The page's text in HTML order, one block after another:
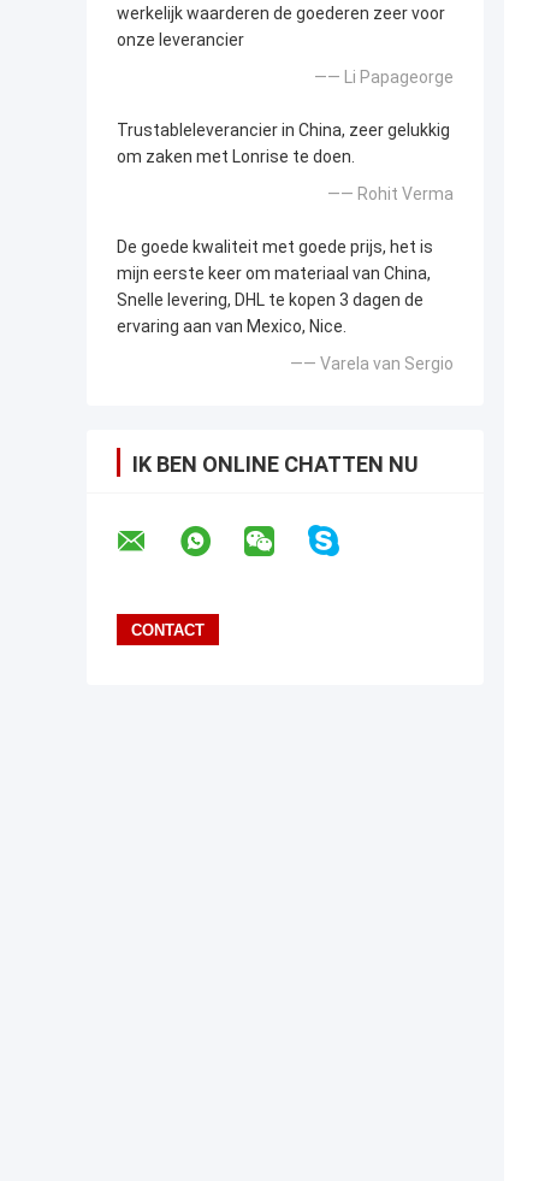
werkelijk waarderen de goederen zeer voor
onze leverancier
—— Li Papageorge
Trustableleverancier in China, zeer gelukkig
om zaken met Lonrise te doen.
—— Rohit Verma
De goede kwaliteit met goede prijs, het is
mijn eerste keer om materiaal van China,
Snelle levering, DHL te kopen 3 dagen de
ervaring aan van Mexico, Nice.
—— Varela van Sergio
IK BEN ONLINE CHATTEN NU